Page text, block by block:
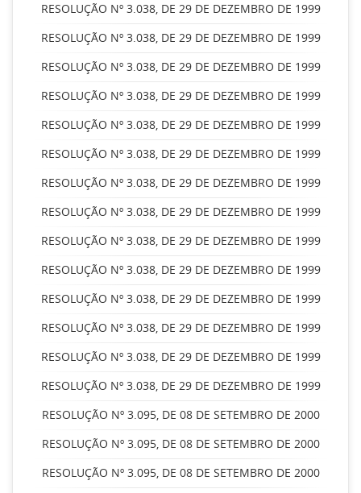
RESOLUÇÃO Nº 3.038, DE 29 DE DEZEMBRO DE 1999
RESOLUÇÃO Nº 3.038, DE 29 DE DEZEMBRO DE 1999
RESOLUÇÃO Nº 3.038, DE 29 DE DEZEMBRO DE 1999
RESOLUÇÃO Nº 3.038, DE 29 DE DEZEMBRO DE 1999
RESOLUÇÃO Nº 3.038, DE 29 DE DEZEMBRO DE 1999
RESOLUÇÃO Nº 3.038, DE 29 DE DEZEMBRO DE 1999
RESOLUÇÃO Nº 3.038, DE 29 DE DEZEMBRO DE 1999
RESOLUÇÃO Nº 3.038, DE 29 DE DEZEMBRO DE 1999
RESOLUÇÃO Nº 3.038, DE 29 DE DEZEMBRO DE 1999
RESOLUÇÃO Nº 3.038, DE 29 DE DEZEMBRO DE 1999
RESOLUÇÃO Nº 3.038, DE 29 DE DEZEMBRO DE 1999
RESOLUÇÃO Nº 3.038, DE 29 DE DEZEMBRO DE 1999
RESOLUÇÃO Nº 3.038, DE 29 DE DEZEMBRO DE 1999
RESOLUÇÃO Nº 3.038, DE 29 DE DEZEMBRO DE 1999
RESOLUÇÃO Nº 3.095, DE 08 DE SETEMBRO DE 2000
RESOLUÇÃO Nº 3.095, DE 08 DE SETEMBRO DE 2000
RESOLUÇÃO Nº 3.095, DE 08 DE SETEMBRO DE 2000